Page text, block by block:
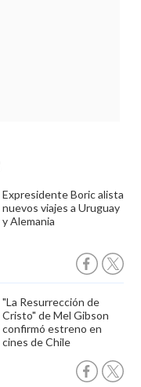
Expresidente Boric alista
nuevos viajes a Uruguay
y Alemania
"La Resurrección de
Cristo" de Mel Gibson
confirmó estreno en
cines de Chile